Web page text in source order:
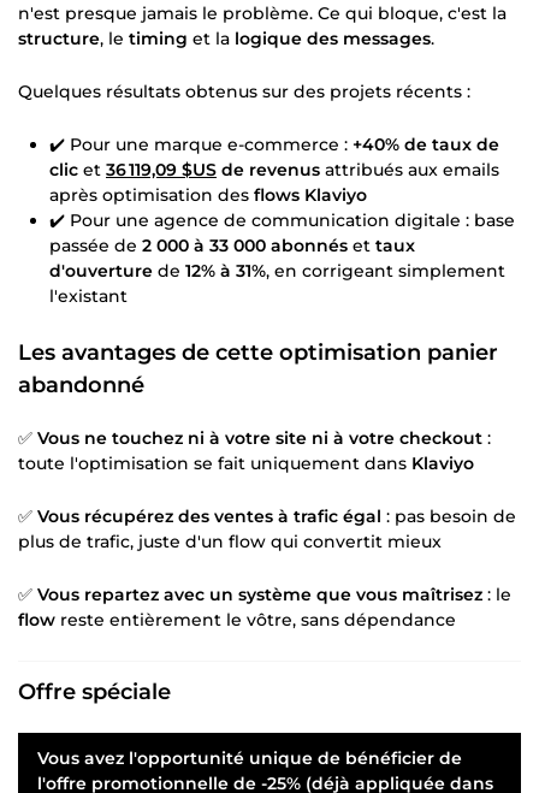
n'est presque jamais le problème. Ce qui bloque, c'est la
structure, le timing et la logique des messages.
Quelques résultats obtenus sur des projets récents :
✔️ Pour une marque e-commerce : +40% de taux de
clic et 36 119,09 $US de revenus attribués aux emails
après optimisation des flows Klaviyo
✔️ Pour une agence de communication digitale : base
passée de 2 000 à 33 000 abonnés et taux
d'ouverture de 12% à 31%, en corrigeant simplement
l'existant
Les avantages de cette optimisation panier
abandonné
✅ Vous ne touchez ni à votre site ni à votre checkout :
toute l'optimisation se fait uniquement dans Klaviyo
✅ Vous récupérez des ventes à trafic égal : pas besoin de
plus de trafic, juste d'un flow qui convertit mieux
✅ Vous repartez avec un système que vous maîtrisez : le
flow reste entièrement le vôtre, sans dépendance
Offre spéciale
Vous avez l'opportunité unique de bénéficier de
l'offre promotionnelle de -25% (déjà appliquée dans